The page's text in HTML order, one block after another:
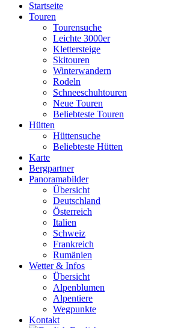
Startseite
Touren
Tourensuche
Leichte 3000er
Klettersteige
Skitouren
Winterwandern
Rodeln
Schneeschuhtouren
Neue Touren
Beliebteste Touren
Hütten
Hüttensuche
Beliebteste Hütten
Karte
Bergpartner
Panoramabilder
Übersicht
Deutschland
Österreich
Italien
Schweiz
Frankreich
Rumänien
Wetter & Infos
Übersicht
Alpenblumen
Alpentiere
Wegpunkte
Kontakt